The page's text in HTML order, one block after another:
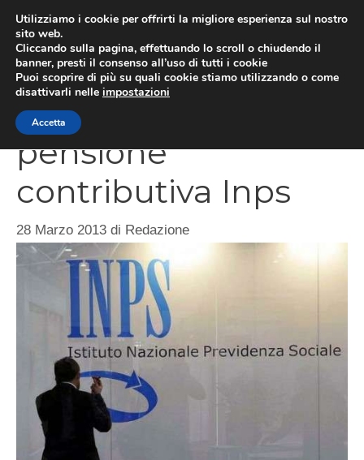
contenuto
Calcolo della
pensione
contributiva Inps
28 Marzo 2013 di Redazione
Utilizziamo i cookie per offrirti la migliore esperienza sul nostro
sito web.
Cliccando sulla pagina, effettuando lo scroll o chiudendo il
banner, presti il consenso all’uso di tutti i cookie
Puoi scoprire di più su quali cookie stiamo utilizzando o come
disattivarli nelle impostazioni
Accetta